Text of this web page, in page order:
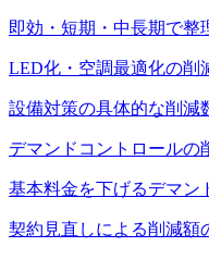
即効・短期・中長期で整
LED化・空調最適化の削
設備対策の具体的な削減
デマンドコントロールの
基本料金を下げるデマン
契約見直しによる削減額